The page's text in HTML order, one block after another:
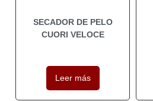
SECADOR DE PELO
CUORI VELOCE
Leer más